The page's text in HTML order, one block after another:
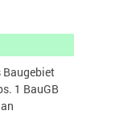
Baugebiet
1 BauGB